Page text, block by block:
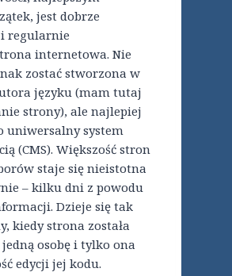
jest dobrze
regularnie
internetowa. Nie
zostać stworzona w
języku (mam tutaj
strony), ale najlepiej
uniwersalny system
(CMS). Większość stron
staje się nieistotna
– kilku dni z powodu
Dzieje się tak
kiedy strona została
osobę i tylko ona
edycji jej kodu.